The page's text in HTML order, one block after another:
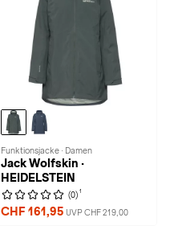
Funktionsjacke · Damen
Jack Wolfskin ·
HEIDELSTEIN
(0) 1
CHF 161,95 UVP CHF 219,00